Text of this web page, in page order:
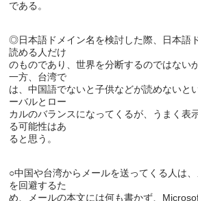
◎日本語ドメイン名を検討した際、日本語
読める人だけ
のものであり、世界を分断するのではない
一方、台湾で
は、中国語でないと子供などが読めないと
ーバルとロー
カルのバランスになってくるが、うまく表
る可能性はあ
○中国や台湾からメールを送ってくる人は
を回避するた
め、メールの本文には何も書かず、